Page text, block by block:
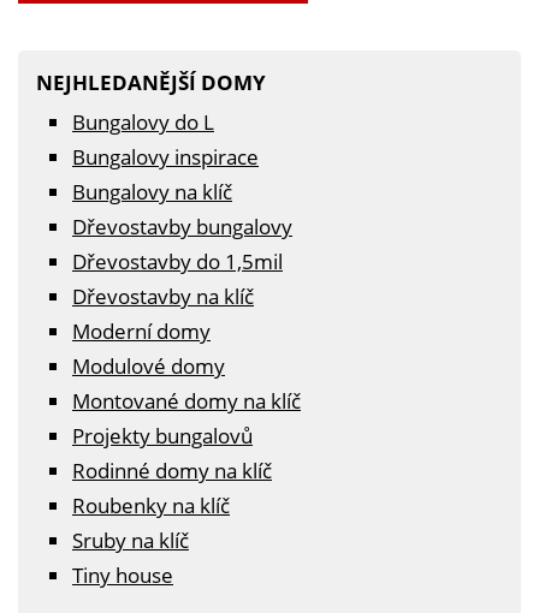
NEJHLEDANĚJŠÍ DOMY
Bungalovy do L
Bungalovy inspirace
Bungalovy na klíč
Dřevostavby bungalovy
Dřevostavby do 1,5mil
Dřevostavby na klíč
Moderní domy
Modulové domy
Montované domy na klíč
Projekty bungalovů
Rodinné domy na klíč
Roubenky na klíč
Sruby na klíč
Tiny house